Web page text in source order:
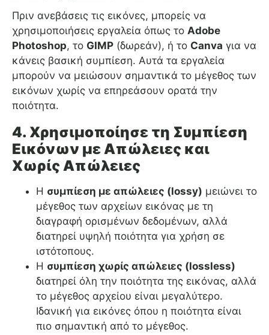
Πριν ανεβάσεις τις εικόνες, μπορείς να
χρησιμοποιήσεις εργαλεία όπως το Adobe
Photoshop, το GIMP (δωρεάν), ή το Canva για να
κάνεις βασική συμπίεση. Αυτά τα εργαλεία
μπορούν να μειώσουν σημαντικά το μέγεθος των
εικόνων χωρίς να επηρεάσουν ορατά την
ποιότητα.
4. Χρησιμοποίησε τη Συμπίεση
Εικόνων με Απώλειες και
Χωρίς Απώλειες
Η συμπίεση με απώλειες (lossy) μειώνει το
μέγεθος των αρχείων εικόνας με τη
διαγραφή ορισμένων δεδομένων, αλλά
διατηρεί υψηλή ποιότητα για χρήση σε
ιστότοπους.
Η συμπίεση χωρίς απώλειες (lossless)
διατηρεί όλη την ποιότητα της εικόνας, αλλά
το μέγεθος αρχείου είναι μεγαλύτερο.
Ιδανική για εικόνες όπου η ποιότητα είναι
πιο σημαντική από το μέγεθος.